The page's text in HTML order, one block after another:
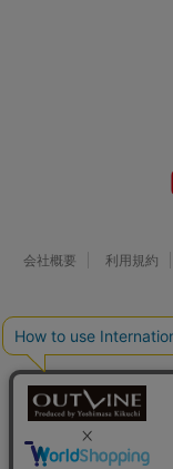
会社概要 利用規約
© 2026 Watch LIFE